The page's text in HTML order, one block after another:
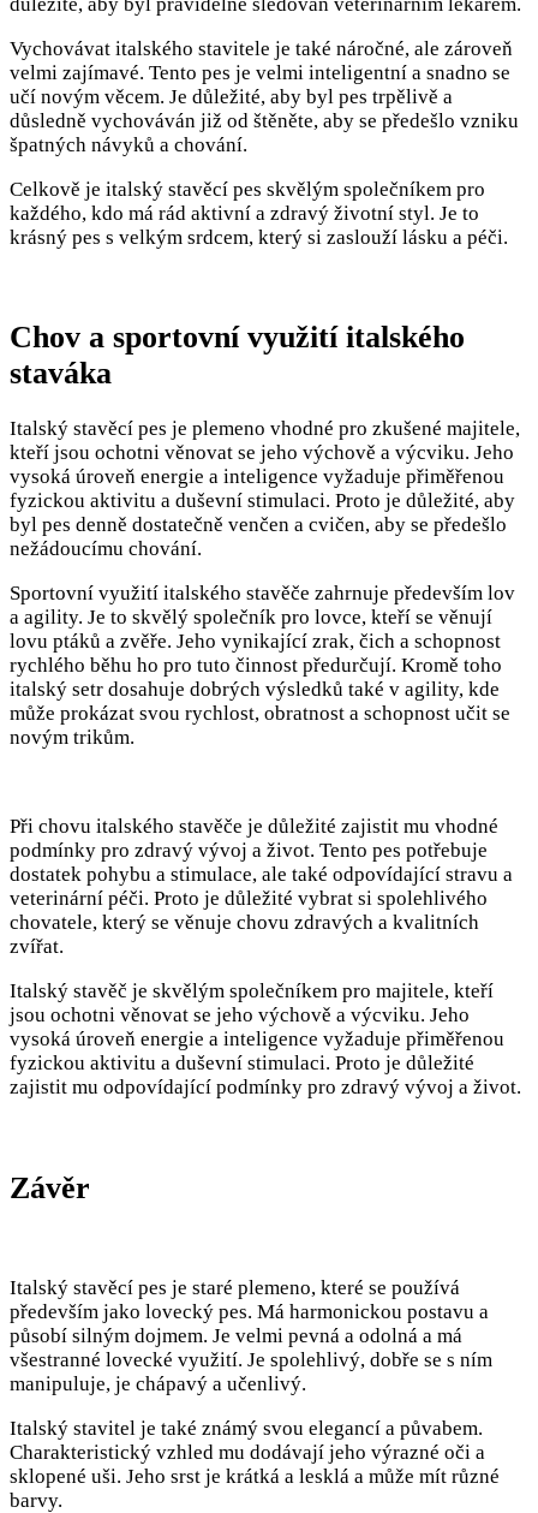
Vychovávat italského stavitele je také náročné, ale zároveň
velmi zajímavé. Tento pes je velmi inteligentní a snadno se
učí novým věcem. Je důležité, aby byl pes trpělivě a
důsledně vychováván již od štěněte, aby se předešlo vzniku
špatných návyků a chování.
Celkově je italský stavěcí pes skvělým společníkem pro
každého, kdo má rád aktivní a zdravý životní styl. Je to
krásný pes s velkým srdcem, který si zaslouží lásku a péči.
Chov a sportovní využití italského
staváka
Italský stavěcí pes je plemeno vhodné pro zkušené majitele,
kteří jsou ochotni věnovat se jeho výchově a výcviku. Jeho
vysoká úroveň energie a inteligence vyžaduje přiměřenou
fyzickou aktivitu a duševní stimulaci. Proto je důležité, aby
byl pes denně dostatečně venčen a cvičen, aby se předešlo
nežádoucímu chování.
Sportovní využití italského stavěče zahrnuje především lov
a agility. Je to skvělý společník pro lovce, kteří se věnují
lovu ptáků a zvěře. Jeho vynikající zrak, čich a schopnost
rychlého běhu ho pro tuto činnost předurčují. Kromě toho
italský setr dosahuje dobrých výsledků také v agility, kde
může prokázat svou rychlost, obratnost a schopnost učit se
novým trikům.
Při chovu italského stavěče je důležité zajistit mu vhodné
podmínky pro zdravý vývoj a život. Tento pes potřebuje
dostatek pohybu a stimulace, ale také odpovídající stravu a
veterinární péči. Proto je důležité vybrat si spolehlivého
chovatele, který se věnuje chovu zdravých a kvalitních
zvířat.
Italský stavěč je skvělým společníkem pro majitele, kteří
jsou ochotni věnovat se jeho výchově a výcviku. Jeho
vysoká úroveň energie a inteligence vyžaduje přiměřenou
fyzickou aktivitu a duševní stimulaci. Proto je důležité
zajistit mu odpovídající podmínky pro zdravý vývoj a život.
Závěr
Italský stavěcí pes je staré plemeno, které se používá
především jako lovecký pes. Má harmonickou postavu a
působí silným dojmem. Je velmi pevná a odolná a má
všestranné lovecké využití. Je spolehlivý, dobře se s ním
manipuluje, je chápavý a učenlivý.
Italský stavitel je také známý svou elegancí a půvabem.
Charakteristický vzhled mu dodávají jeho výrazné oči a
sklopené uši. Jeho srst je krátká a lesklá a může mít různé
barvy.